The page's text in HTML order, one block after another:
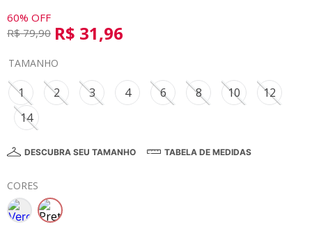
60% OFF
R$ 79,90 R$ 31,96
TAMANHO
1 2 3 4 6 8 10
12
14
DESCUBRA SEU TAMANHO TABELA DE MEDIDAS
CORES